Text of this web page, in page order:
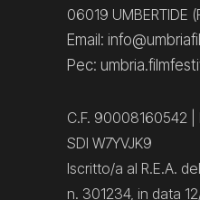
06019 UMBERTIDE
Email:
Pec:
C.F. 90008160542 |
SDI W7YVJK9
Iscritto/a al R.E.A.
n. 301234, in data